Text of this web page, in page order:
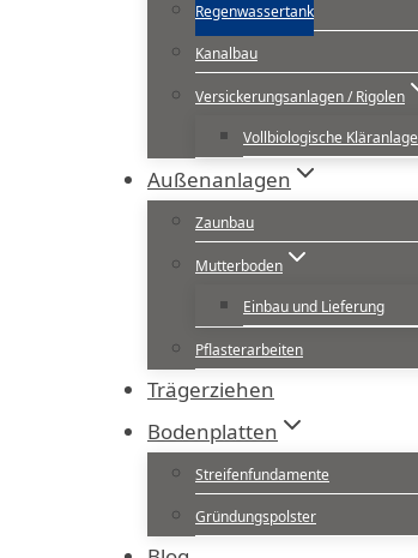
Regenwassertank
Kanalbau
Versickerungsanlagen / Rigolen
Vollbiologische Kläranlage
Außenanlagen
Zaunbau
Mutterboden
Einbau und Lieferung
Pflasterarbeiten
Trägerziehen
Bodenplatten
Streifenfundamente
Gründungspolster